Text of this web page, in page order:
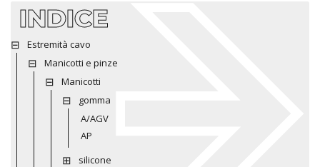
INDICE
Estremità cavo
Manicotti e pinze
Manicotti
gomma
A/AGV
AP
silicone